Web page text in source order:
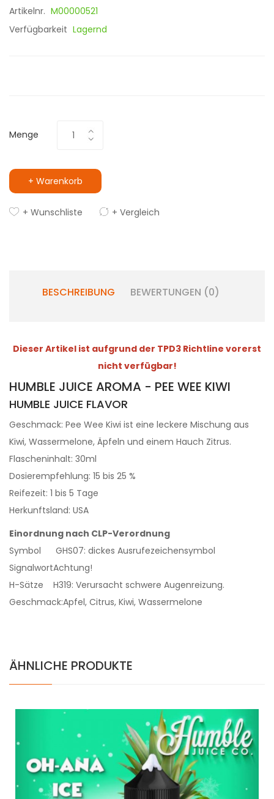
Artikelnr. M00000521
Verfügbarkeit Lagernd
Menge
+ Warenkorb
+ Wunschliste + Vergleich
BESCHREIBUNG BEWERTUNGEN (0)
Dieser Artikel ist aufgrund der TPD3 Richtline vorerst
nicht verfügbar!
HUMBLE JUICE AROMA - PEE WEE KIWI
HUMBLE JUICE FLAVOR
Geschmack: Pee Wee Kiwi ist eine leckere Mischung aus
Kiwi, Wassermelone, Äpfeln und einem Hauch Zitrus.
Flascheninhalt: 30ml
Dosierempfehlung: 15 bis 25 %
Reifezeit: 1 bis 5 Tage
Herkunftsland: USA
Einordnung nach CLP-Verordnung
Symbol
GHS07: dickes Ausrufezeichensymbol
SignalwortAchtung!
H-Sätze
H319: Verursacht schwere Augenreizung.
Geschmack:Apfel, Citrus, Kiwi, Wassermelone
ÄHNLICHE PRODUKTE